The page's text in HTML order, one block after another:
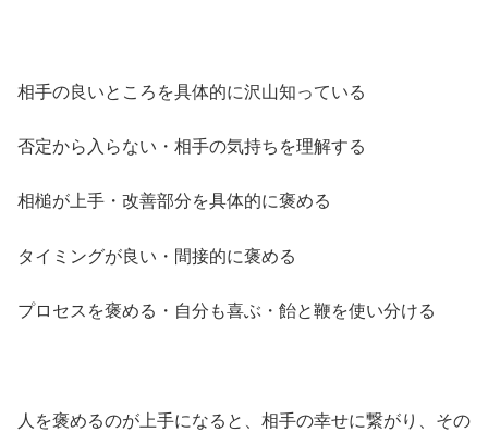
相手の良いところを具体的に沢山知っている
否定から入らない・相手の気持ちを理解する
相槌が上手・改善部分を具体的に褒める
タイミングが良い・間接的に褒める
プロセスを褒める・自分も喜ぶ・飴と鞭を使い分ける
人を褒めるのが上手になると、相手の幸せに繋がり、その